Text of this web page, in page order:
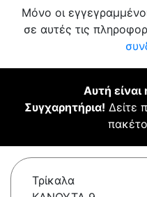
Μόνο οι
σε αυτές τις
Αυτή είναι
Συγχαρητήρια! Δείτε
Τρίκαλα